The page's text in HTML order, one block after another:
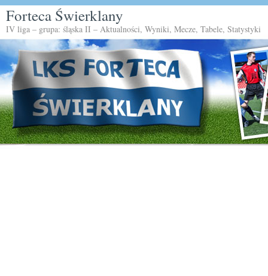
Forteca Świerklany
IV liga – grupa: śląska II – Aktualności, Wyniki, Mecze, Tabele, Statystyki